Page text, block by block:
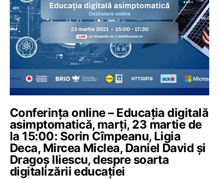
Conferința online – Educația digitală
asimptomatică, marți, 23 martie de
la 15:00: Sorin Cîmpeanu, Ligia
Deca, Mircea Miclea, Daniel David și
Dragoș Iliescu, despre soarta
digitalizării educației